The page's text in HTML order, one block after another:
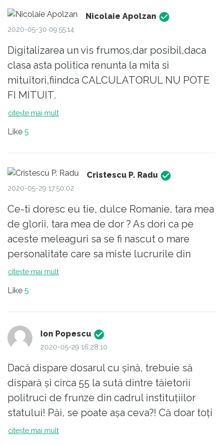
Nicolaie Apolzan
2020-05-30 09:55:14
Digitalizarea un vis frumos,dar posibil,daca
clasa asta politica renunta la mita si
mituitori,fiindca CALCULATORUL NU POTE
FI MITUIT.
citește mai mult
Like 5
Cristescu P. Radu
2020-05-29 17:50:02
Ce-ti doresc eu tie, dulce Romanie, tara mea
de glorii, tara mea de dor ? As dori ca pe
aceste meleaguri sa se fi nascut o mare
personalitate care sa miste lucrurile din
inertie si sa asigure implementarea unei
registrelor bisericesti de botezuri, cununii,
inhumari pentru toata Romania. Daca
intelighentia noastra IT nu este capabila de a
de la straini (britanici, americai, francezi,
germani, rusi, moldoveni, etc).
Daca nu sunt bani pentru calculatoare,
softuri, scanere, etec, sa se implementeze
doar in cate o localitate din fiecare judet.
citește mai mult
Like 5
Ion Popescu
2020-05-29 16:28:10
Dacă dispare dosarul cu șină, trebuie să
dispară și circa 55 la sută dintre tăietorii
politruci de frunze din cadrul instituțiilor
statului! Păi, se poate așa ceva?! Că doar toți
cățeii de partid se gândesc la binele
citește mai mult